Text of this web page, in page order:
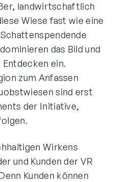
landwirtschaftlich
Wiese fast wie eine
das Bild und
Entdecken ein.
zum Anfassen
sind erst
der Initiative,
Wirkens
und Kunden der VR
Kunden können